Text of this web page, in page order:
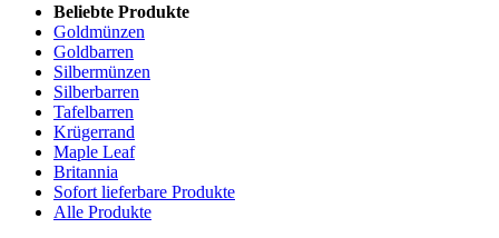
Beliebte Produkte
Goldmünzen
Goldbarren
Silbermünzen
Silberbarren
Tafelbarren
Krügerrand
Maple Leaf
Britannia
Sofort lieferbare Produkte
Alle Produkte